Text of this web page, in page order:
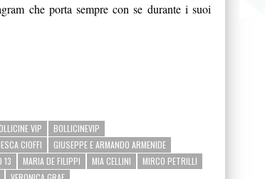
che porta sempre con se durante i suoi
VIP
BOLLICINEVIP
CIOFFI
GIUSEPPE E ARMANDO ARMENIDE
13 MARIA DE FILIPPI MIA CELLINI
MIRCO PETRILLI